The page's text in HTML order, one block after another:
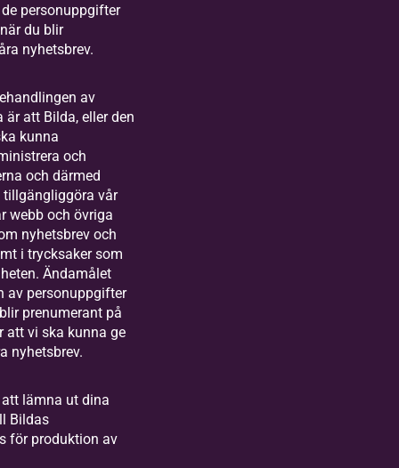
personuppgifter
du blir
nyhetsbrev.
av
att Bilda, eller den
kunna
och
och därmed
vår
webb och övriga
nyhetsbrev och
i trycksaker som
Ändamålet
av personuppgifter
prenumerant på
att vi ska kunna ge
nyhetsbrev.
lämna ut dina
Bildas
för produktion av